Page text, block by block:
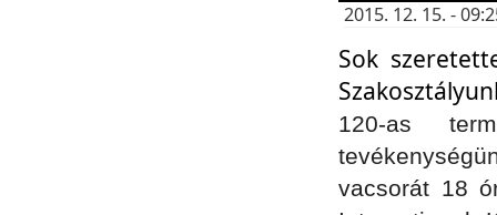
2015. 12. 15. -
Sok
120-as
vacsorát 18